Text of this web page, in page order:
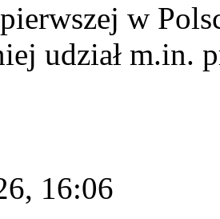
w
udział m.in.
16:06